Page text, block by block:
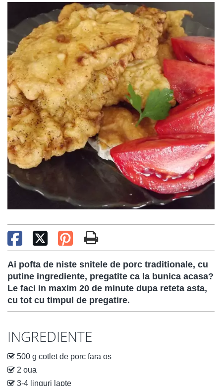
Ai pofta de niste snitele de porc traditionale, cu
putine ingrediente, pregatite ca la bunica acasa?
Le faci in maxim 20 de minute dupa reteta asta,
cu tot cu timpul de pregatire.
INGREDIENTE
500 g cotlet de porc fara os
2 oua
3-4 linguri lapte